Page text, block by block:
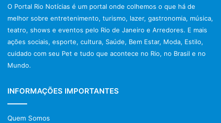
Eventos no Rio de Janeiro
notícias rio de janeiro hoje
O Portal Rio Notícias é um portal onde colhemos o que há de
melhor sobre entretenimento, turismo, lazer, gastronomia, música,
teatro, shows e eventos pelo Rio de Janeiro e Arredores. E mais
ações sociais, esporte, cultura, Saúde, Bem Estar, Moda, Estilo,
cuidado com seu Pet e tudo que acontece no Rio, no Brasil e no
Mundo.
INFORMAÇÕES IMPORTANTES
Quem Somos